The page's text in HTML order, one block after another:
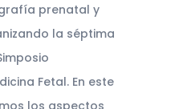
prenatal y
la séptima
Fetal. En este
los aspectos